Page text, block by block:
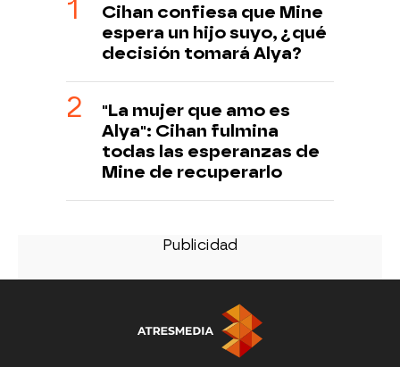
Cihan confiesa que Mine
espera un hijo suyo, ¿qué
decisión tomará Alya?
"La mujer que amo es
Alya": Cihan fulmina
todas las esperanzas de
Mine de recuperarlo